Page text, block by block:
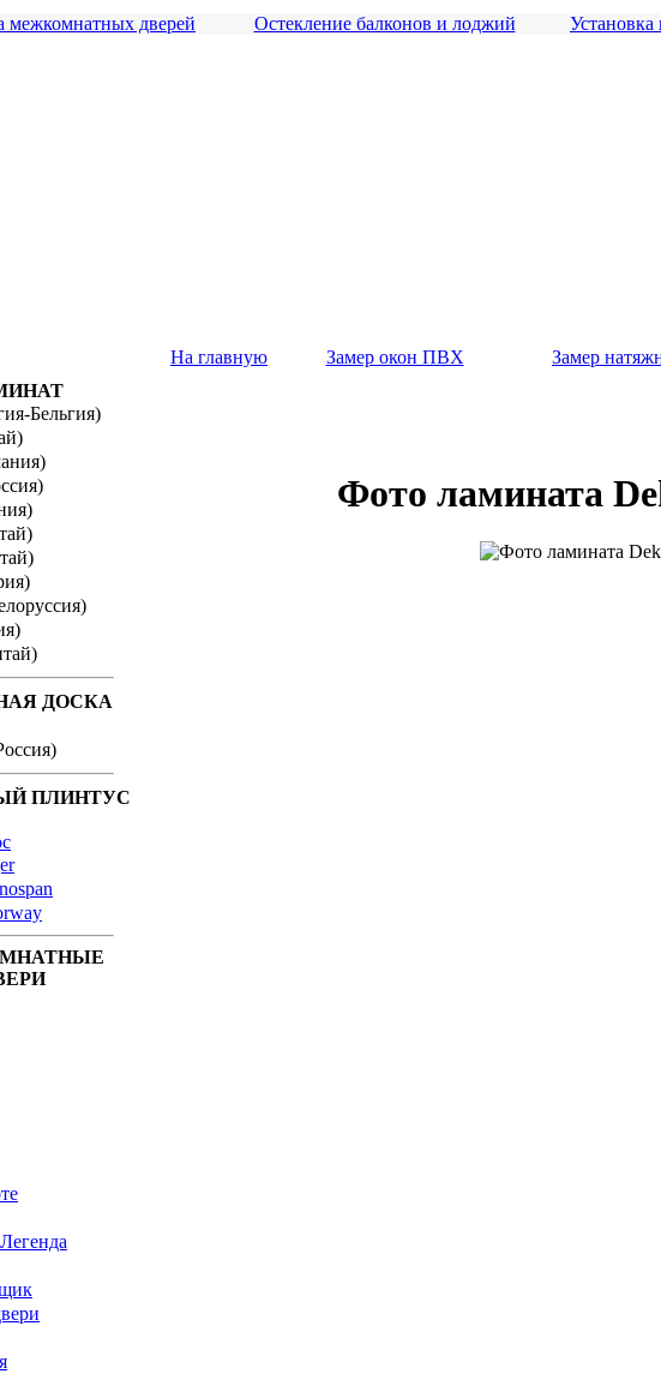
межкомнатных дверей Остекление балконов и лоджий Установка
Бельгия)
ДОСКА
ПЛИНТУС
На главную Замер окон ПВХ Замер
Фото ламината